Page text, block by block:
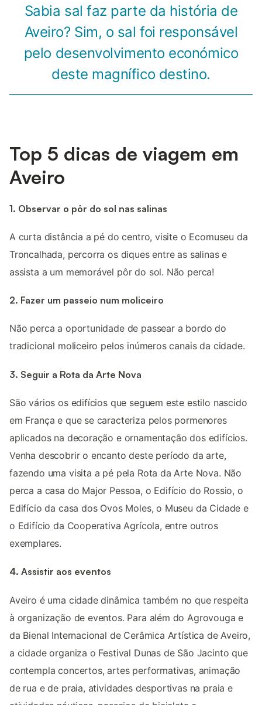
Sabia sal faz parte da história de
Aveiro? Sim, o sal foi responsável
pelo desenvolvimento económico
deste magnífico destino.
Top 5 dicas de viagem em
Aveiro
1. Observar o pôr do sol nas salinas
A curta distância a pé do centro, visite o Ecomuseu da
Troncalhada, percorra os diques entre as salinas e
assista a um memorável pôr do sol. Não perca!
2. Fazer um passeio num moliceiro
Não perca a oportunidade de passear a bordo do
tradicional moliceiro pelos inúmeros canais da cidade.
3. Seguir a Rota da Arte Nova
São vários os edifícios que seguem este estilo nascido
em França e que se caracteriza pelos pormenores
aplicados na decoração e ornamentação dos edifícios.
Venha descobrir o encanto deste período da arte,
fazendo uma visita a pé pela Rota da Arte Nova. Não
perca a casa do Major Pessoa, o Edifício do Rossio, o
Edifício da casa dos Ovos Moles, o Museu da Cidade e
o Edifício da Cooperativa Agrícola, entre outros
exemplares.
4. Assistir aos eventos
Aveiro é uma cidade dinâmica também no que respeita
à organização de eventos. Para além do Agrovouga e
da Bienal Internacional de Cerâmica Artística de Aveiro,
a cidade organiza o Festival Dunas de São Jacinto que
contempla concertos, artes performativas, animação
de rua e de praia, atividades desportivas na praia e